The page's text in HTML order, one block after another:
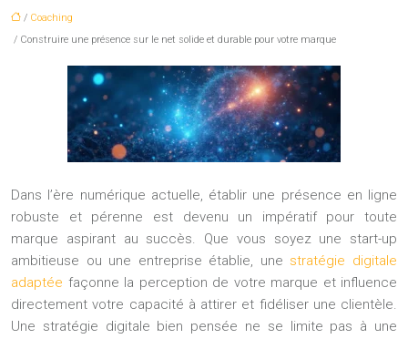
/ Coaching
/ Construire une présence sur le net solide et durable pour votre marque
Dans l’ère numérique actuelle, établir une présence en ligne
robuste et pérenne est devenu un impératif pour toute
marque aspirant au succès. Que vous soyez une start-up
ambitieuse ou une entreprise établie, une stratégie digitale
adaptée façonne la perception de votre marque et influence
directement votre capacité à attirer et fidéliser une clientèle.
Une stratégie digitale bien pensée ne se limite pas à une